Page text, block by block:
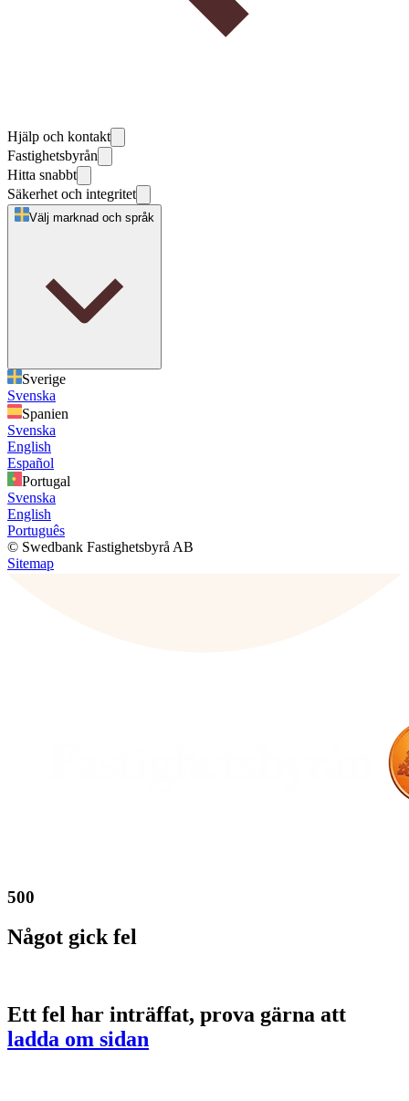
Hjälp och kontakt
Fastighetsbyrån
Hitta snabbt
Säkerhet och integritet
Välj marknad och språk
Sverige
Svenska
Spanien
Svenska
English
Español
Portugal
Svenska
English
Português
© Swedbank Fastighetsbyrå AB
Sitemap
500
Något gick fel
Ett fel har inträffat, prova gärna att
ladda om sidan